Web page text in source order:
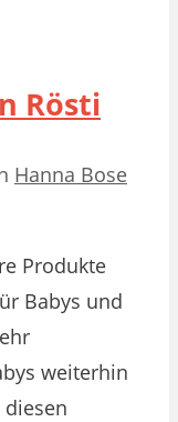
Rösti
Hanna Bose
Produkte
Babys und
weiterhin
diesen